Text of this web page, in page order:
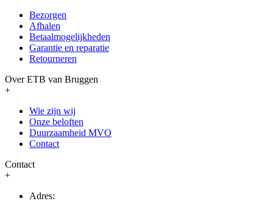
Bezorgen
Afhalen
Betaalmogelijkheden
Garantie en reparatie
Retourneren
Over ETB van Bruggen
+
Wie zijn wij
Onze beloften
Duurzaamheid MVO
Contact
Contact
+
Adres: